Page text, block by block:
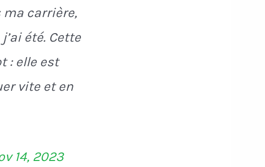
carrière,
été. Cette
: elle est
vite et en
14, 2023